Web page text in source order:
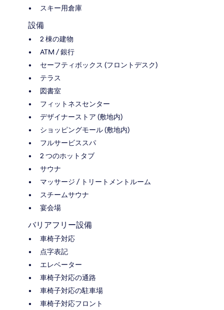
スキー用倉庫
設備
2 棟の建物
ATM / 銀行
セーフティボックス (フロントデスク)
テラス
図書室
フィットネスセンター
デザイナーストア (敷地内)
ショッピングモール (敷地内)
フルサービススパ
2 つのホットタブ
サウナ
マッサージ / トリートメントルーム
スチームサウナ
宴会場
バリアフリー設備
車椅子対応
点字表記
エレベーター
車椅子対応の通路
車椅子対応の駐車場
車椅子対応フロント